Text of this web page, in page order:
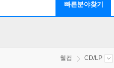
빠른분야찾기
웰컴 CD/LP